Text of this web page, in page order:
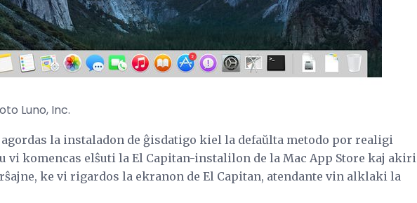
Luno, Inc.
agordas la instaladon de ĝisdatigo kiel la defaŭlta metodo por realigi
vi komencas elŝuti la El Capitan-instalilon de la Mac App Store kaj akiri
ke vi rigardos la ekranon de El Capitan, atendante vin alklaki la